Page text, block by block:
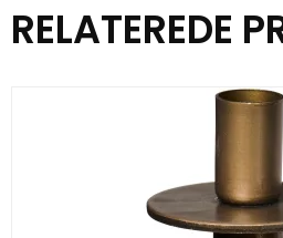
RELATEREDE